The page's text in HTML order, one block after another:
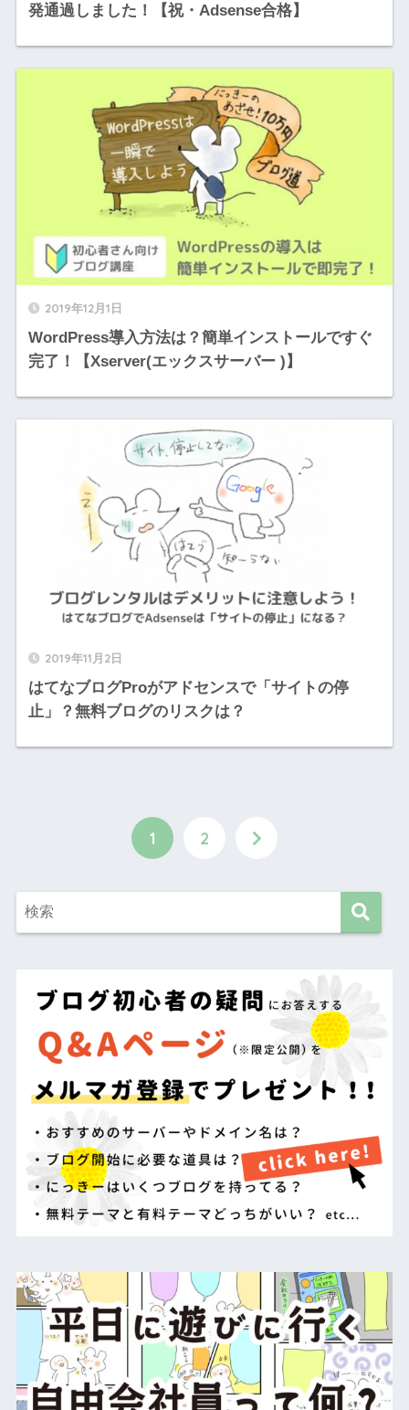
発通過しました！【祝・Adsense合格】
2019年12月1日
WordPress導入方法は？簡単インストールですぐ
完了！【Xserver(エックスサーバー )】
2019年11月2日
はてなブログProがアドセンスで「サイトの停
止」？無料ブログのリスクは？
1 2